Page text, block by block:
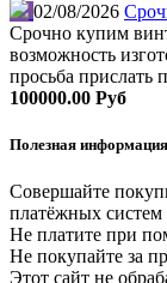
02/08/2026
Срочно купим
возможность
просьба
100000.00 Руб
Полезная информация
Совершайте
платёжных систем
Не платите при
Не покупайте за
Этот сайт не